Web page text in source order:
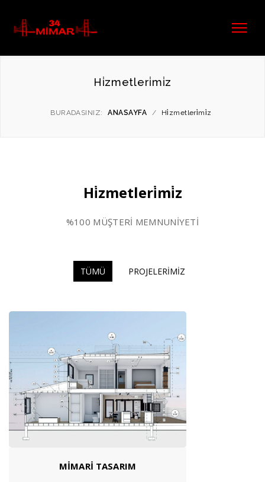
Hi̇zmetleri̇mi̇z
BURADASINIZ: ANASAYFA / Hi̇zmetleri̇mi̇z
Hi̇zmetleri̇mi̇z
%100 MÜŞTERİ MEMNUNİYETİ
TÜMÜ PROJELERİMİZ
MİMARİ TASARIM